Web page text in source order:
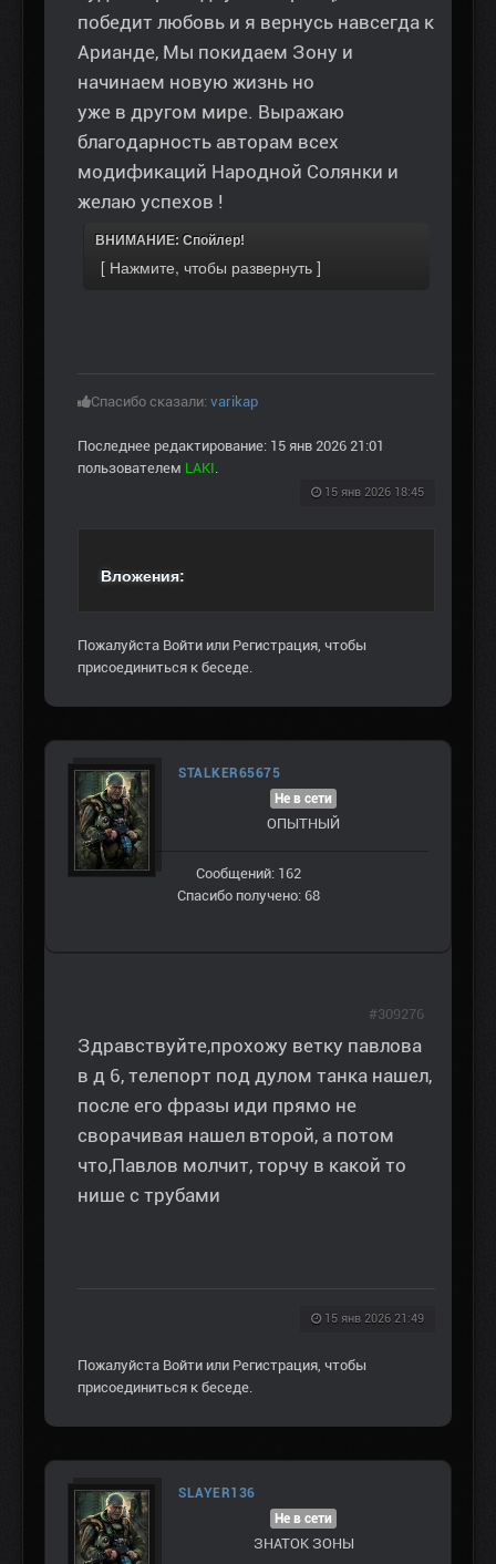
победит любовь и я вернусь навсегда к
Арианде, Мы покидаем Зону и
начинаем новую жизнь но
уже в другом мире. Выражаю
благодарность авторам всех
модификаций Народной Солянки и
желаю успехов !
ВНИМАНИЕ: Спойлер!
Спасибо сказали: varikap
Последнее редактирование: 15 янв 2026 21:01
пользователем LAKI.
15 янв 2026 18:45
Вложения:
Пожалуйста Войти или Регистрация, чтобы
присоединиться к беседе.
STALKER65675
Не в сети
ОПЫТНЫЙ
Сообщений: 162
Спасибо получено: 68
Здравствуйте,прохожу ветку павлова
в д 6, телепорт под дулом танка нашел,
после его фразы иди прямо не
сворачивая нашел второй, а потом
что,Павлов молчит, торчу в какой то
нише с трубами
15 янв 2026 21:49
#309276
Пожалуйста Войти или Регистрация, чтобы
присоединиться к беседе.
SLAYER136
Не в сети
ЗНАТОК ЗОНЫ